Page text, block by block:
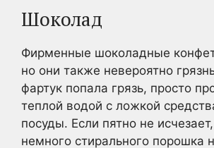
Шоколад
Фирменные шоколадные
но они также невероятно
фартук попала грязь, просто
теплой водой с ложкой
посуды. Если пятно не
немного стирального порошка